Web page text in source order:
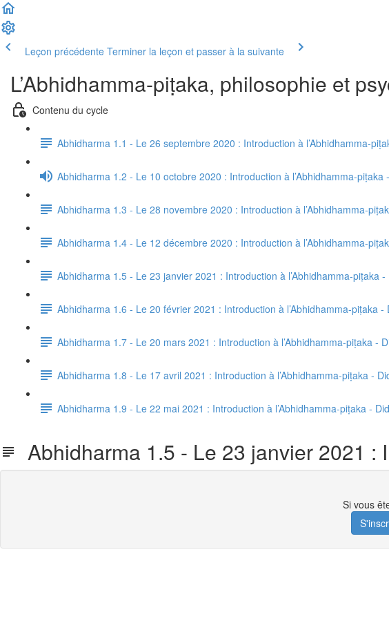
Leçon précédente Terminer la leçon et passer à la suivante
L’Abhidhamma-piṭaka, philosophie et
Contenu du cycle
Abhidharma 1.1 - Le 26 septembre 2020 : Introduction à l’Abhidhamma-
Abhidharma 1.2 - Le 10 octobre 2020 : Introduction à l’Abhidhamma-piṭaka
Abhidharma 1.3 - Le 28 novembre 2020 : Introduction à l’Abhidhamma-
Abhidharma 1.4 - Le 12 décembre 2020 : Introduction à l’Abhidhamma-
Abhidharma 1.5 - Le 23 janvier 2021 : Introduction à l’Abhidhamma-piṭaka
Abhidharma 1.6 - Le 20 février 2021 : Introduction à l’Abhidhamma-piṭaka -
Abhidharma 1.7 - Le 20 mars 2021 : Introduction à l’Abhidhamma-piṭaka -
Abhidharma 1.8 - Le 17 avril 2021 : Introduction à l’Abhidhamma-piṭaka -
Abhidharma 1.9 - Le 22 mai 2021 : Introduction à l’Abhidhamma-piṭaka -
Abhidharma 1.5 - Le 23 janvier 2021 :
Si vous